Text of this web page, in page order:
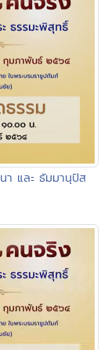
า และ ธัมมานุปัส